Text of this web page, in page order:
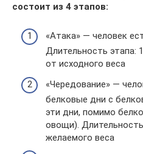
состоит из 4 этапов:
«Атака» — человек
Длительность этапа:
от исходного веса
«Чередование» —
белковые дни с
эти дни, помимо
овощи).
желаемого веса